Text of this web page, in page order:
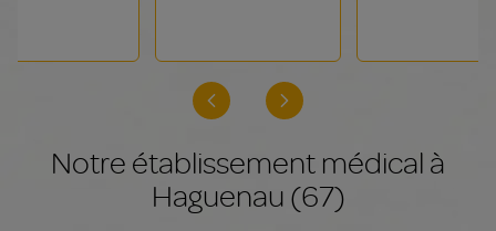
Notre établissement médical à
Haguenau (67)